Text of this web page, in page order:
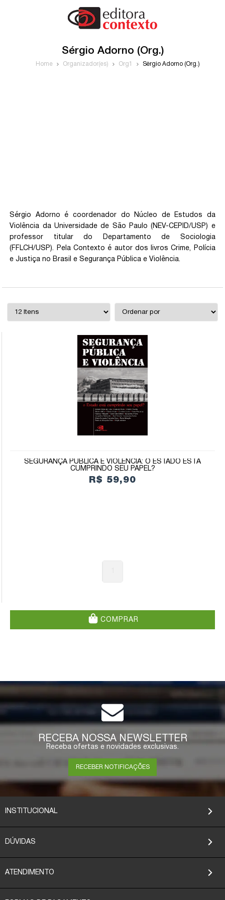
Sérgio Adorno (Org.)
Home Organizador(es) Org1 Sérgio Adorno (Org.)
Sérgio Adorno é coordenador do Núcleo de Estudos da
Violência da Universidade de São Paulo (NEV-CEPID/USP) e
professor titular do Departamento de Sociologia
(FFLCH/USP). Pela Contexto é autor dos livros Crime, Polícia
e Justiça no Brasil e Segurança Pública e Violência.
SEGURANÇA PÚBLICA E VIOLÊNCIA: O ESTADO ESTÁ
CUMPRINDO SEU PAPEL?
R$ 59,90
COMPRAR
RECEBA NOSSA NEWSLETTER
Receba ofertas e novidades exclusivas.
RECEBER NOTIFICAÇÕES
INSTITUCIONAL
DÚVIDAS
ATENDIMENTO